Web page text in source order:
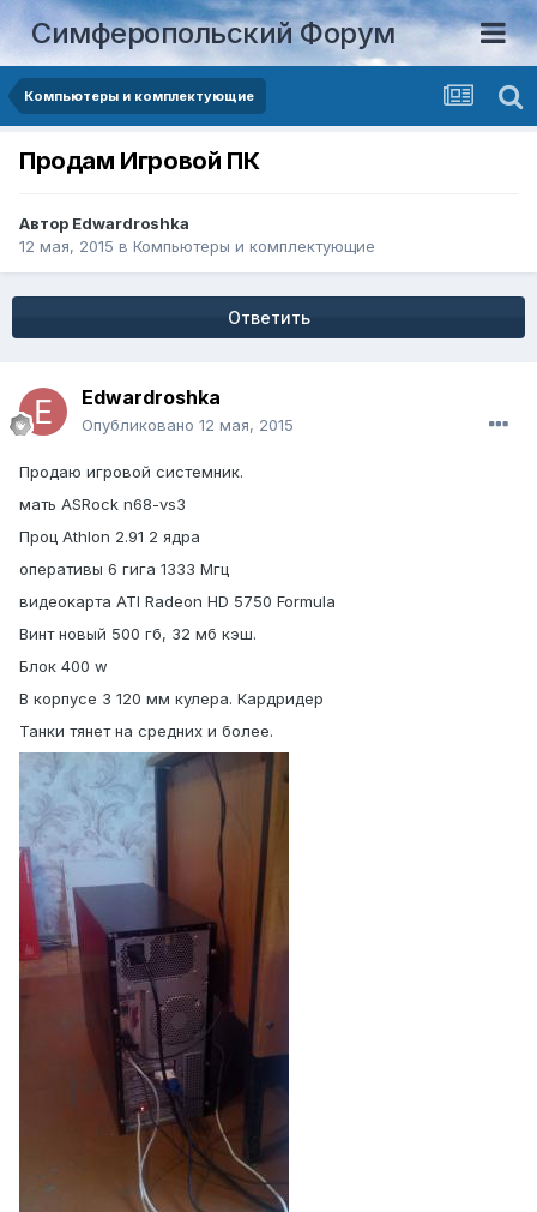
Симферопольский Форум
Компьютеры и комплектующие
Продам Игровой ПК
Автор Edwardroshka
12 мая, 2015 в Компьютеры и комплектующие
Ответить
Edwardroshka
Опубликовано 12 мая, 2015
Продаю игровой системник.
мать ASRock n68-vs3
Проц Athlon 2.91 2 ядра
оперативы 6 гига 1333 Мгц
видеокарта ATI Radeon HD 5750 Formula
Винт новый 500 гб, 32 мб кэш.
Блок 400 w
В корпусе 3 120 мм кулера. Кардридер
Танки тянет на средних и более.